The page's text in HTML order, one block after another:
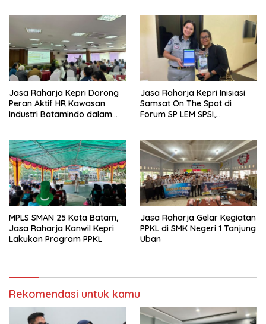
Indonesia
Jasa Raharja Kepri Dorong
Peran Aktif HR Kawasan
Industri Batamindo dalam
Jasa Raharja Kepri Inisiasi
Samsat On The Spot di
Forum SP LEM SPSI,
Cepat
MPLS SMAN 25 Kota Batam,
Jasa Raharja Kanwil Kepri
Lakukan Program PPKL
Jasa Raharja Gelar Kegiatan
PPKL di SMK Negeri 1 Tanjung
Uban
Rekomendasi untuk kamu